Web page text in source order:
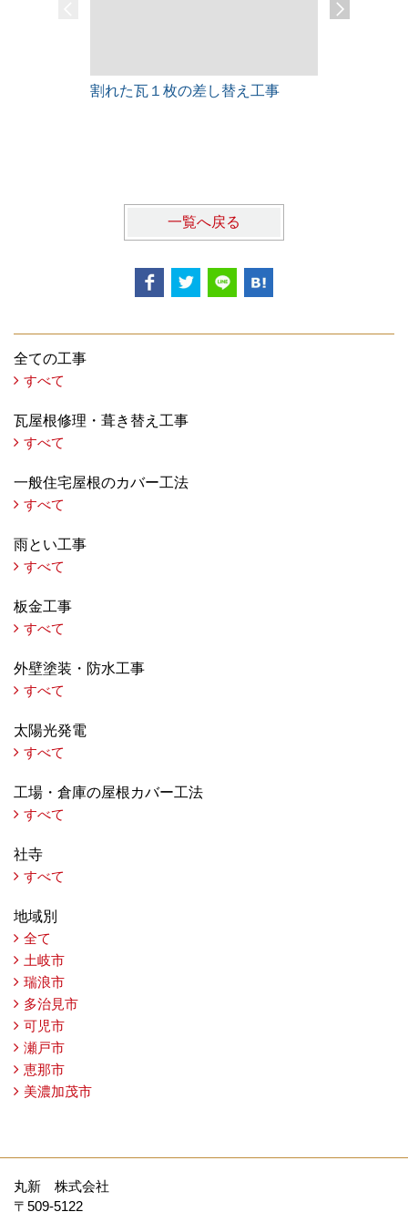
割れた瓦１枚の差し替え工事
一覧へ戻る
全ての工事
すべて
瓦屋根修理・葺き替え工事
すべて
一般住宅屋根のカバー工法
すべて
雨とい工事
すべて
板金工事
すべて
外壁塗装・防水工事
すべて
太陽光発電
すべて
工場・倉庫の屋根カバー工法
すべて
社寺
すべて
地域別
全て
土岐市
瑞浪市
多治見市
可児市
瀬戸市
恵那市
美濃加茂市
丸新 株式会社
〒509-5122